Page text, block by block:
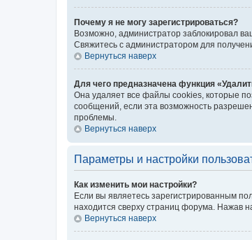
Почему я не могу зарегистрироваться?
Возможно, администратор заблокировал
Свяжитесь с администратором для
Вернуться наверх
Для чего предназначена функция
Она удаляет все файлы cookies, которые
сообщений, если эта возможность
проблемы.
Вернуться наверх
Параметры и настройки
Как изменить мои настройки?
Если вы являетесь зарегистрированным
находится сверху страниц форума. Нажав
Вернуться наверх